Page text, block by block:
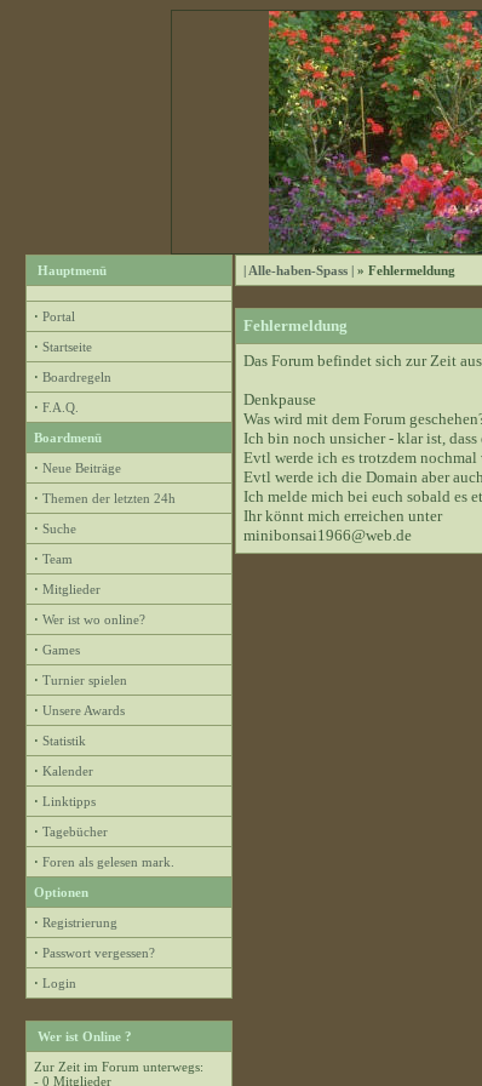
Hauptmenü
· Portal
· Startseite
· Boardregeln
· F.A.Q.
Boardmenü
· Neue Beiträge
· Themen der letzten 24h
· Suche
· Team
· Mitglieder
· Wer ist wo online?
· Games
· Turnier spielen
· Unsere Awards
· Statistik
· Kalender
· Linktipps
· Tagebücher
· Foren als gelesen mark.
Optionen
· Registrierung
· Passwort vergessen?
· Login
Wer ist Online ?
Zur Zeit im Forum unterwegs:
- 0 Mitglieder
| Alle-haben-Spass | » Fehlermeldung
Fehlermeldung
Das Forum befindet sich zur Zeit
Denkpause
Was wird mit dem Forum
Ich bin noch unsicher - klar ist,
Evtl werde ich es trotzdem
Evtl werde ich die Domain aber
Ich melde mich bei euch sobald es
Ihr könnt mich erreichen unter
minibonsai1966@web.de